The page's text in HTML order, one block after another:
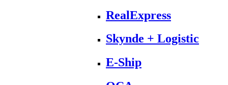
RealExpress
Skynde + Logistic
E-Ship